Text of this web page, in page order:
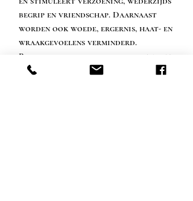
begrip en vriendschap. Daarnaast
worden ook woede, ergernis, haat- en
wraakgevoelens verminderd.
Psychische wonden worden verzacht
en de steen heeft een positieve